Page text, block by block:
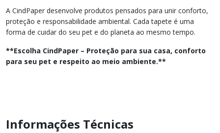
A CindPaper desenvolve produtos pensados para unir conforto,
proteção e responsabilidade ambiental. Cada tapete é uma
forma de cuidar do seu pet e do planeta ao mesmo tempo.
**Escolha CindPaper – Proteção para sua casa, conforto
para seu pet e respeito ao meio ambiente.**
Informações Técnicas